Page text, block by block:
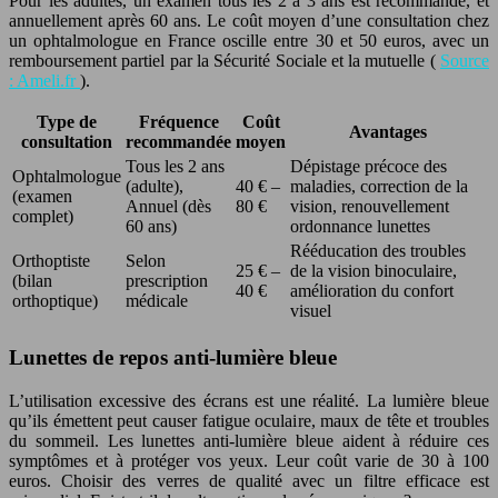
annuellement après 60 ans. Le coût moyen d’une consultation chez
un ophtalmologue en France oscille entre 30 et 50 euros, avec un
remboursement partiel par la Sécurité Sociale et la mutuelle ( Source
: Ameli.fr).
Type de
consultation
Fréquence
recommandée
Coût
moyen
Avantages
Ophtalmologue
(examen
complet)
Tous les 2 ans
(adulte),
Annuel (dès
60 ans)
40 € –
80 €
Dépistage précoce des
maladies, correction de la
vision, renouvellement
ordonnance lunettes
Orthoptiste
(bilan
orthoptique)
Selon
prescription
médicale
25 € –
40 €
Rééducation des troubles
de la vision binoculaire,
amélioration du confort
visuel
Lunettes de repos anti-lumière bleue
L’utilisation excessive des écrans est une réalité. La lumière bleue
qu’ils émettent peut causer fatigue oculaire, maux de tête et troubles
du sommeil. Les lunettes anti-lumière bleue aident à réduire ces
symptômes et à protéger vos yeux. Leur coût varie de 30 à 100
euros. Choisir des verres de qualité avec un filtre efficace est